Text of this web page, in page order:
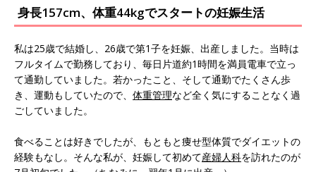
身長157cm、体重44kgでスタートの妊娠生活
私は25歳で結婚し、26歳で第1子を妊娠、出産しました。当時は
フルタイムで勤務しており、毎日片道約1時間を満員電車で立っ
て通勤していました。若かったこと、そして通勤でたくさん歩
き、運動もしていたので、 体重管理など全く気にすることなく過
ごしていました。
食べることは好きでしたが、もともと痩せ型体質でダイエットの
経験もなし。そんな私が、妊娠して初めて産婦人科を訪れたのが